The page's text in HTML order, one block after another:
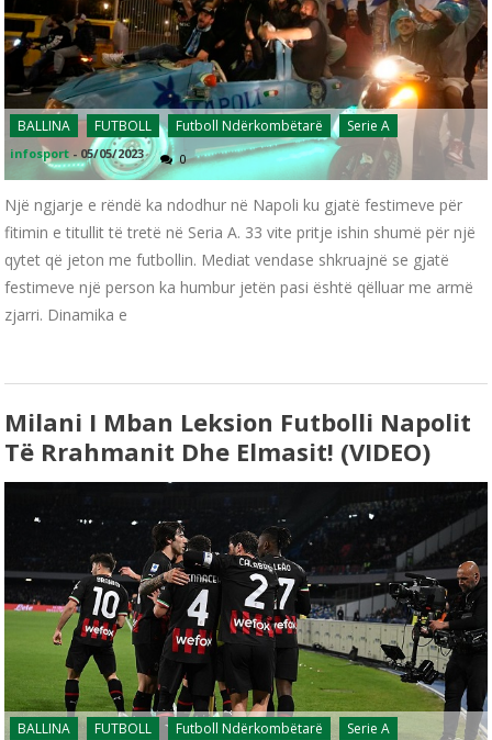
BALLINA FUTBOLL Futboll Ndërkombëtarë Serie A
infosport - 05/05/2023 0
Një ngjarje e rëndë ka ndodhur në Napoli ku gjatë festimeve për
fitimin e titullit të tretë në Seria A. 33 vite pritje ishin shumë për një
qytet që jeton me futbollin. Mediat vendase shkruajnë se gjatë
festimeve një person ka humbur jetën pasi është qëlluar me armë
zjarri. Dinamika e
Milani I Mban Leksion Futbolli Napolit
Të Rrahmanit Dhe Elmasit! (VIDEO)
BALLINA FUTBOLL Futboll Ndërkombëtarë Serie A